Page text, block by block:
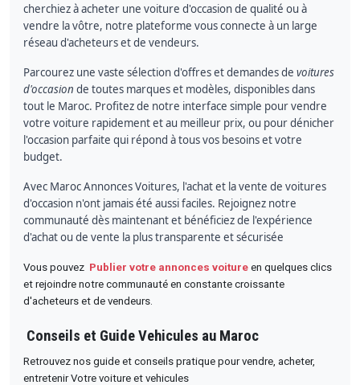
cherchiez à acheter une voiture d'occasion de qualité ou à
vendre la vôtre, notre plateforme vous connecte à un large
réseau d'acheteurs et de vendeurs.
Parcourez une vaste sélection d'offres et demandes de voitures
d'occasion de toutes marques et modèles, disponibles dans
tout le Maroc. Profitez de notre interface simple pour vendre
votre voiture rapidement et au meilleur prix, ou pour dénicher
l'occasion parfaite qui répond à tous vos besoins et votre
budget.
Avec Maroc Annonces Voitures, l'achat et la vente de voitures
d'occasion n'ont jamais été aussi faciles. Rejoignez notre
communauté dès maintenant et bénéficiez de l'expérience
d'achat ou de vente la plus transparente et sécurisée
Vous pouvez Publier votre annonces voiture en quelques clics
et rejoindre notre communauté en constante croissante
d'acheteurs et de vendeurs.
Conseils et Guide Vehicules au Maroc
Retrouvez nos guide et conseils pratique pour vendre, acheter,
entretenir Votre voiture et vehicules